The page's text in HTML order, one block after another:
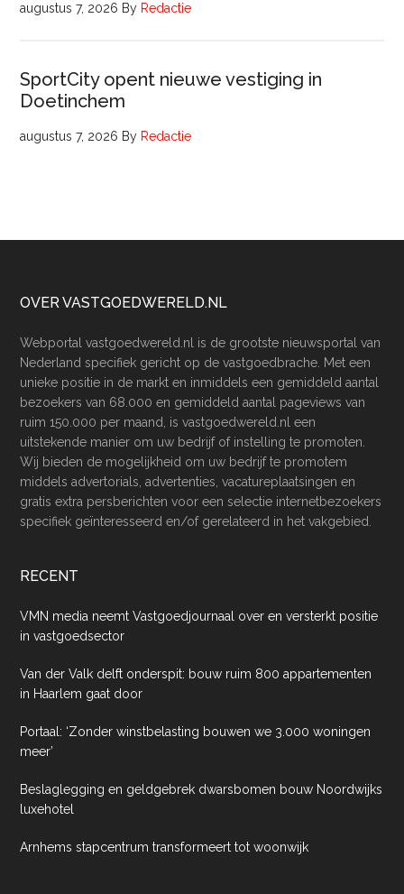
augustus 7, 2026 By Redactie
SportCity opent nieuwe vestiging in
Doetinchem
augustus 7, 2026 By Redactie
Footer
OVER VASTGOEDWERELD.NL
Webportal vastgoedwereld.nl is de grootste nieuwsportal van
Nederland specifiek gericht op de vastgoedbrache. Met een
unieke positie in de markt en inmiddels een gemiddeld aantal
bezoekers van 68.000 en gemiddeld aantal pageviews van
ruim 150.000 per maand, is vastgoedwereld.nl een
uitstekende manier om uw bedrijf of instelling te promoten.
Wij bieden de mogelijkheid om uw bedrijf te promotem
middels advertorials, advertenties, vacatureplaatsingen en
gratis extra persberichten voor een selectie internetbezoekers
specifiek geïnteresseerd en/of gerelateerd in het vakgebied.
RECENT
VMN media neemt Vastgoedjournaal over en versterkt positie
in vastgoedsector
Van der Valk delft onderspit: bouw ruim 800 appartementen
in Haarlem gaat door
Portaal: ‘Zonder winstbelasting bouwen we 3.000 woningen
meer’
Beslaglegging en geldgebrek dwarsbomen bouw Noordwijks
luxehotel
Arnhems stapcentrum transformeert tot woonwijk